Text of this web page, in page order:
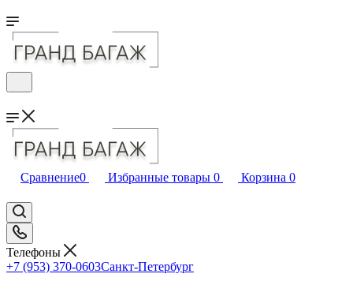
Сравнение0 Избранные товары 0 Корзина 0
Телефоны
+7 (953) 370-0603Санкт-Петербург